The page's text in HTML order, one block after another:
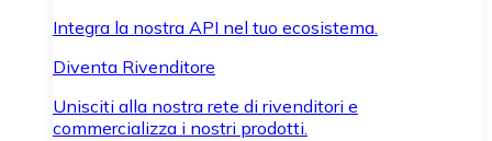
Integra la nostra API nel tuo ecosistema.
Diventa Rivenditore
Unisciti alla nostra rete di rivenditori e
commercializza i nostri prodotti.